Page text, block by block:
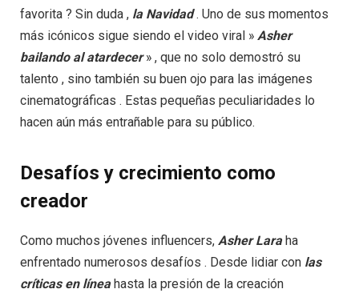
favorita ? Sin duda , la Navidad. Uno de sus momentos
más icónicos sigue siendo el video viral » Asher
bailando alatardecer» , que no solo demostró su
talento , sino también su buen ojo para las imágenes
cinematográficas . Estas pequeñas peculiaridades lo
hacen aún más entrañable para su público.
Desafíos y crecimiento como
creador​
Como muchos jóvenes influencers, Asher Laraha
enfrentado numerosos desafíos . Desde lidiar con las
críticas en líneahasta la presión de la creación